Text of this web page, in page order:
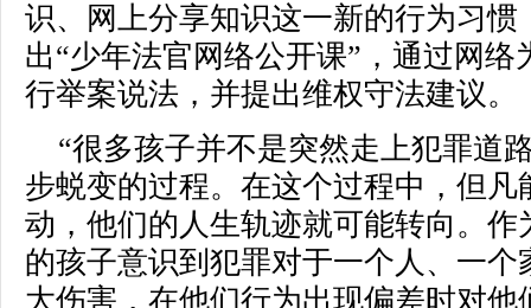
识、网上分享知识这一新的行为习惯
出“少年法官网络公开课”，通过网
行举案说法，并提出维权守法建议。
“很多孩子并不是突然走上犯罪道
步蜕变的过程。在这个过程中，但
动，他们的人生轨迹就可能转向。
的孩子意识到犯罪对于一个人、一
大伤害，在他们行为出现偏差时对他